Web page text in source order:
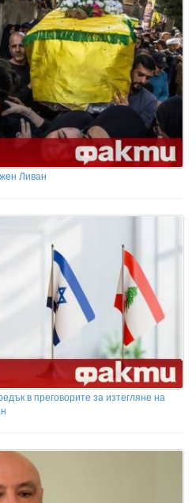
Ливан
в преговорите за изтегляне на